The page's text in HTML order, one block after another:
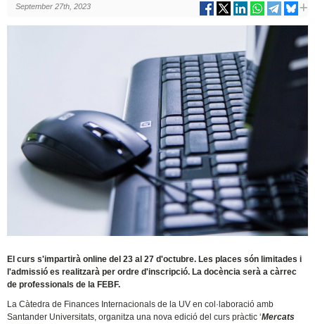
September 27th, 2023
El curs s'impartirà online del 23 al 27 d'octubre. Les places són limitades i
l'admissió es realitzarà per ordre d'inscripció. La docència serà a càrrec
de professionals de la FEBF.
La Càtedra de Finances Internacionals de la UV en col·laboració amb
Santander Universitats, organitza una nova edició del curs pràctic ‘Mercats